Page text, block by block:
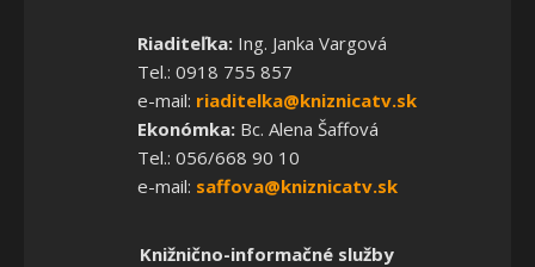
Riaditeľka:Ing. Janka Vargová
Tel.: 0918 755 857
e-mail: riaditelka@kniznicatv.sk
Ekonómka:Bc. Alena Šaffová
Tel.: 056/668 90 10
e-mail: saffova@kniznicatv.sk
Knižnično-informačné služby